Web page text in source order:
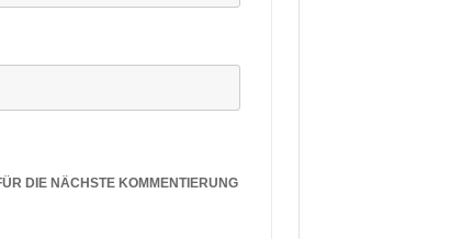
DIE NÄCHSTE KOMMENTIERUNG